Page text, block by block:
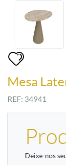
Mesa
REF: 34941
Deixe-nos